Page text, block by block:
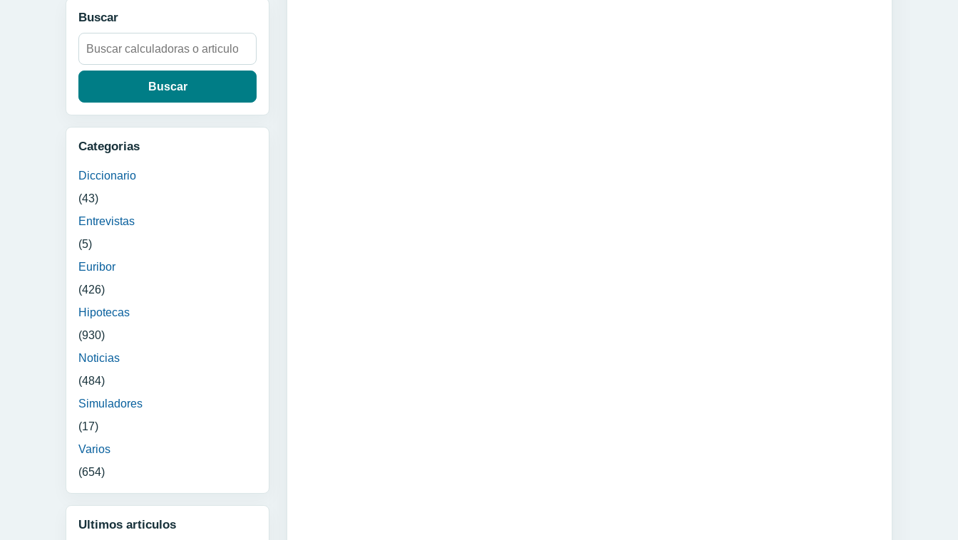
Buscar
Buscar:
Categorias
Diccionario
(43)
Entrevistas
(5)
Euribor
(426)
Hipotecas
(930)
Noticias
(484)
Simuladores
(17)
Varios
(654)
Ultimos articulos